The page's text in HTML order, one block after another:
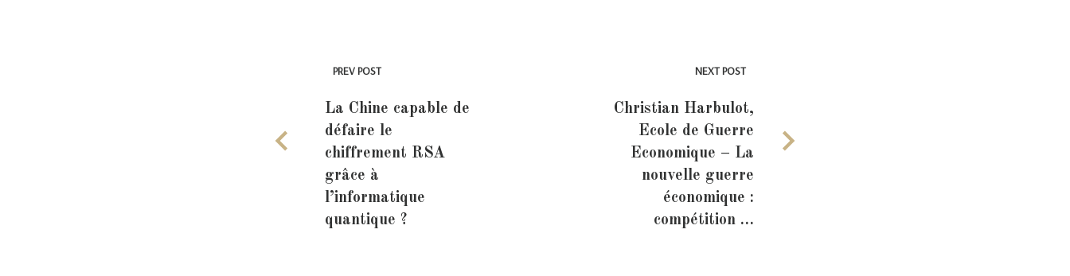
PREV POST
La Chine capable de
défaire le
chiffrement RSA
grâce à
l’informatique
quantique ?
NEXT POST
Christian Harbulot,
Ecole de Guerre
Economique – La
nouvelle guerre
économique :
compétition …